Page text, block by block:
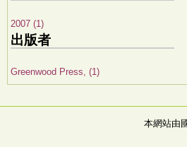
2007 (1)
出版者
Greenwood Press, (1)
本網站由